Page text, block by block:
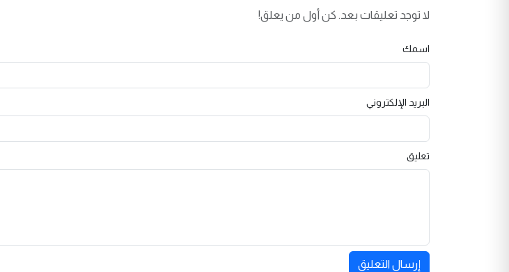
لا توجد تعليقات بعد. كن أول من يعلق!
اسمك
البريد الإلكتروني
تعليق
إرسال التعليق